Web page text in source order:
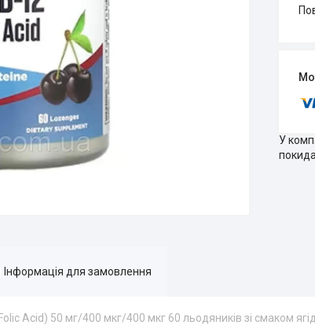
У
Інформація для замовлення
Acid) 50 мг/400 мкг/400 мкг 60 льодяників зі смаком ягід